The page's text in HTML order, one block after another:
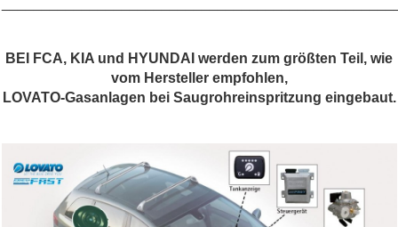
BEI FCA, KIA und HYUNDAI werden zum größten Teil, wie
vom Hersteller empfohlen,
LOVATO-Gasanlagen bei Saugrohreinspritzung eingebaut.